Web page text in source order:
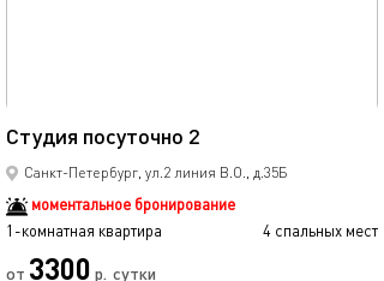
Студия посуточно 2
Санкт-Петербург, ул.2 линия В.О., д.35Б
моментальное бронирование
1-комнатная квартира
4 спальных мест
от 3300 р. сутки